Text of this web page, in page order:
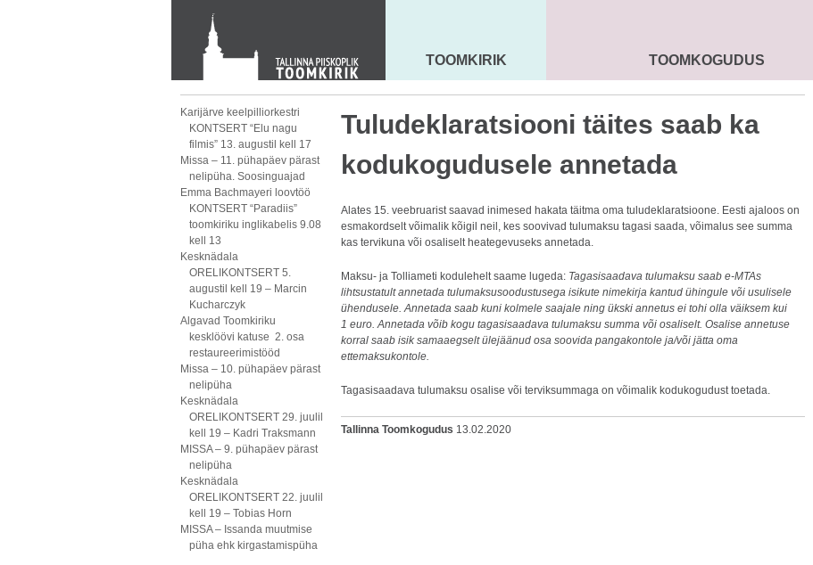
KONTAKT
Toom-Kooli 6, 10130 TALLINN
tallinna.toom@eelk.ee
MAARJA KIRIK
TOOMKIRIK SEENIORID KOGUDUS
TOOMKOGUDUS
Karijärve keelpilliorkestri
KONTSERT “Elu nagu
filmis” 13. augustil kell 17
Missa – 11. pühapäev pärast
nelipüha. Soosinguajad
Emma Bachmayeri loovtöö
KONTSERT “Paradiis”
toomkiriku inglikabelis 9.08
kell 13
Kesknädala
ORELIKONTSERT 5.
augustil kell 19 – Marcin
Kucharczyk
Algavad Toomkiriku
kesklöövi katuse 2. osa
restaureerimistööd
Missa – 10. pühapäev pärast
nelipüha
Kesknädala
ORELIKONTSERT 29. juulil
kell 19 – Kadri Traksmann
MISSA – 9. pühapäev pärast
nelipüha
Kesknädala
ORELIKONTSERT 22. juulil
kell 19 – Tobias Horn
MISSA – Issanda muutmise
püha ehk kirgastamispüha
Tuludeklaratsiooni täites saab ka
kodukogudusele annetada
Alates 15. veebruarist saavad inimesed hakata täitma oma tuludeklaratsioone. Eesti ajaloos on
esmakordselt võimalik kõigil neil, kes soovivad tulumaksu tagasi saada, võimalus see summa
kas tervikuna või osaliselt heategevuseks annetada.
Maksu- ja Tolliameti kodulehelt saame lugeda: Tagasisaadava tulumaksu saab e-MTAs
lihtsustatult annetada tulumaksusoodustusega isikute nimekirja kantud ühingule või usulisele
ühendusele. Annetada saab kuni kolmele saajale ning ükski annetus ei tohi olla väiksem kui
1 euro. Annetada võib kogu tagasisaadava tulumaksu summa või osaliselt. Osalise annetuse
korral saab isik samaaegselt ülejäänud osa soovida pangakontole ja/või jätta oma
ettemaksukontole.
Tagasisaadava tulumaksu osalise või terviksummaga on võimalik kodukogudust toetada.
Tallinna Toomkogudus 13.02.2020